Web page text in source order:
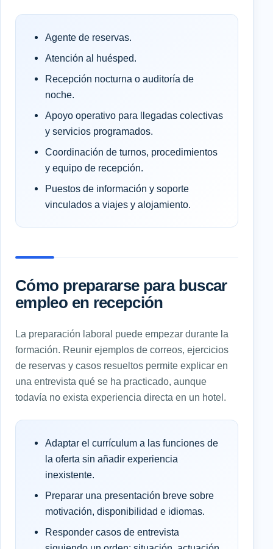
Agente de reservas.
Atención al huésped.
Recepción nocturna o auditoría de
noche.
Apoyo operativo para llegadas colectivas
y servicios programados.
Coordinación de turnos, procedimientos
y equipo de recepción.
Puestos de información y soporte
vinculados a viajes y alojamiento.
Cómo prepararse para buscar
empleo en recepción
La preparación laboral puede empezar durante la
formación. Reunir ejemplos de correos, ejercicios
de reservas y casos resueltos permite explicar en
una entrevista qué se ha practicado, aunque
todavía no exista experiencia directa en un hotel.
Adaptar el currículum a las funciones de
la oferta sin añadir experiencia
inexistente.
Preparar una presentación breve sobre
motivación, disponibilidad e idiomas.
Responder casos de entrevista